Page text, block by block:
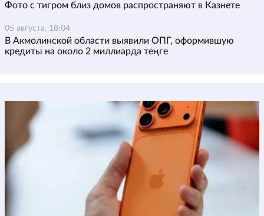
Фото с тигром близ домов распространяют в Казнете
05 августа, 18:04
В Акмолинской области выявили ОПГ, оформившую
кредиты на около 2 миллиарда теңге